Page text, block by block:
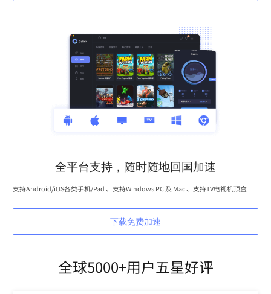
全平台支持，随时随地回国加速
支持Android/iOS各类手机/Pad 、支持Windows PC 及 Mac 、支持TV电视机顶盒
下载免费加速
全球5000+用户五星好评